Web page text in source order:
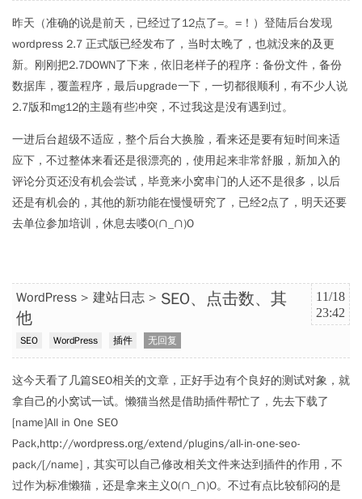
昨天（准确的说是前天，已经过了12点了=。=！）登陆后台发现
wordpress 2.7 正式版已经发布了，当时太晚了，也就没来的及更
新。刚刚把2.7DOWN了下来，依旧老样子的程序：备份文件，备份
数据库，覆盖程序，最后upgrade一下，一切都很顺利，有不少人说
2.7版和mg12的主题有些冲突，不过我这是没有遇到过。
一进后台超级不适应，整个后台大换脸，看来还是要有短时间来适
应下，不过整体来看还是很漂亮的，使用起来非常舒服，新加入的
评论分页还没有机会尝试，毕竟来小窝串门的人还不是很多，以后
还是有机会的，其他的新功能在慢慢研究了，已经2点了，明天还要
去单位参加培训，休息去喽O(∩_∩)O
11/18
23:42
WordPress 建站日志
SEO、点击数、其
他
SEO WordPress 插件 无回复
这今天看了几篇SEO相关的文章，正好手边有个良好的测试对象，就
拿自己的小窝试一试。懒猫当然是借助插件帮忙了，先去下载了
[name]All in One SEO
Pack,http://wordpress.org/extend/plugins/all-in-one-seo-
pack/[/name]，其实可以自己修改相关文件来达到插件的作用，不
过作为标准懒猫，还是拿来主义O(∩_∩)O。不过有点比较郁闷的是